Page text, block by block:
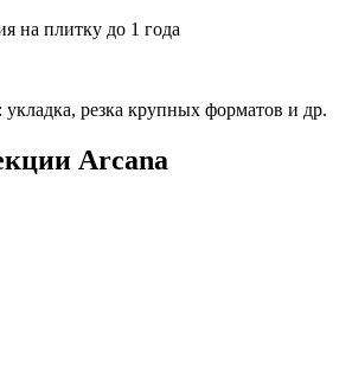
на плитку до 1 года
резка крупных форматов и др.
Arcana